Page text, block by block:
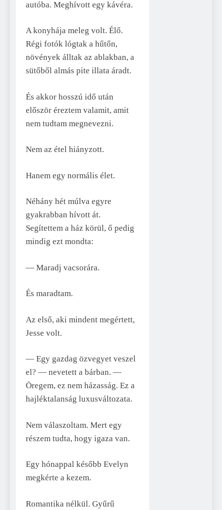
autóba. Meghívott egy kávéra.
A konyhája meleg volt. Élő.
Régi fotók lógtak a hűtőn,
növények álltak az ablakban, a
sütőből almás pite illata áradt.
És akkor hosszú idő után
először éreztem valamit, amit
nem tudtam megnevezni.
Nem az étel hiányzott.
Hanem egy normális élet.
Néhány hét múlva egyre
gyakrabban hívott át.
Segítettem a ház körül, ő pedig
mindig ezt mondta:
— Maradj vacsorára.
És maradtam.
Az első, aki mindent megértett,
Jesse volt.
— Egy gazdag özvegyet veszel
el? — nevetett a bárban. —
Öregem, ez nem házasság. Ez a
hajléktalanság luxusváltozata.
Nem válaszoltam. Mert egy
részem tudta, hogy igaza van.
Egy hónappal később Evelyn
megkérte a kezem.
Romantika nélkül. Gyűrű